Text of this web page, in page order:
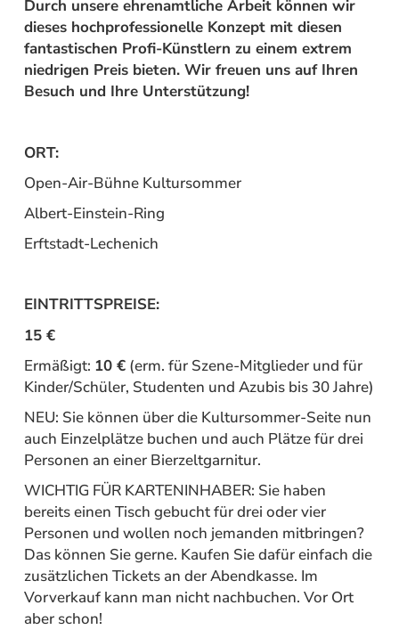
Durch unsere ehrenamtliche Arbeit können wir
dieses hochprofessionelle Konzept mit diesen
fantastischen Profi-Künstlern zu einem extrem
niedrigen Preis bieten. Wir freuen uns auf Ihren
Besuch und Ihre Unterstützung!
ORT:
Open-Air-Bühne Kultursommer
Albert-Einstein-Ring
Erftstadt-Lechenich
EINTRITTSPREISE:
15 €
Ermäßigt: 10 €(erm. für Szene-Mitglieder und für
Kinder/Schüler, Studenten und Azubis bis 30 Jahre)
NEU: Sie können über die Kultursommer-Seite nun
auch Einzelplätze buchen und auch Plätze für drei
Personen an einer Bierzeltgarnitur.
WICHTIG FÜR KARTENINHABER: Sie haben
bereits einen Tisch gebucht für drei oder vier
Personen und wollen noch jemanden mitbringen?
Das können Sie gerne. Kaufen Sie dafür einfach die
zusätzlichen Tickets an der Abendkasse. Im
Vorverkauf kann man nicht nachbuchen. Vor Ort
aber schon!